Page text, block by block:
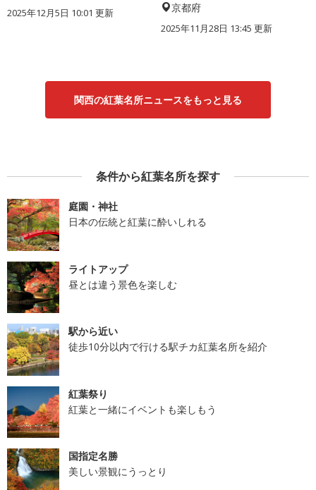
2025年12月5日 10:01 更新 京都府
2025年11月28日 13:45 更新
関西の紅葉名所ニュースをもっと見る
条件から紅葉名所を探す
庭園・神社
日本の伝統と紅葉に酔いしれる
ライトアップ
昼とは違う景色を楽しむ
駅から近い
徒歩10分以内で行ける駅チカ紅葉名所を紹介
紅葉祭り
紅葉と一緒にイベントも楽しもう
国指定名勝
美しい景観にうっとり